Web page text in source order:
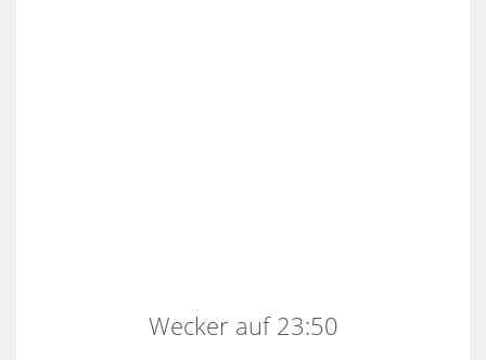
Wecker auf 23:50